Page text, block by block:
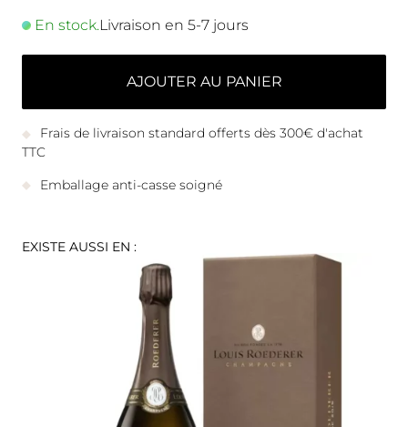
En stock.Livraison en 5-7 jours
AJOUTER AU PANIER
Frais de livraison standard offerts dès 300€ d'achat
TTC
Emballage anti-casse soigné
EXISTE AUSSI EN :